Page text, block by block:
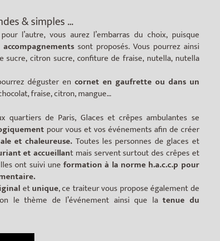
& simples …
l’autre, vous aurez l’embarras du choix, puisque
sont proposés. Vous pourrez ainsi
sucre, citron sucre, confiture de fraise, nutella, nutella
déguster en cornet en gaufrette ou dans un
fraise, citron, mangue…
quartiers de Paris, Glaces et crêpes ambulantes se
pour vous et vos événements afin de créer
et chaleureuse. Toutes les personnes de glaces et
et accueillant mais servent surtout des crêpes et
ont suivi uneformation à la norme h.a.c.c.p pour
etunique, ce traiteur vous propose également de
le thème de l’événement ainsi que la tenue du